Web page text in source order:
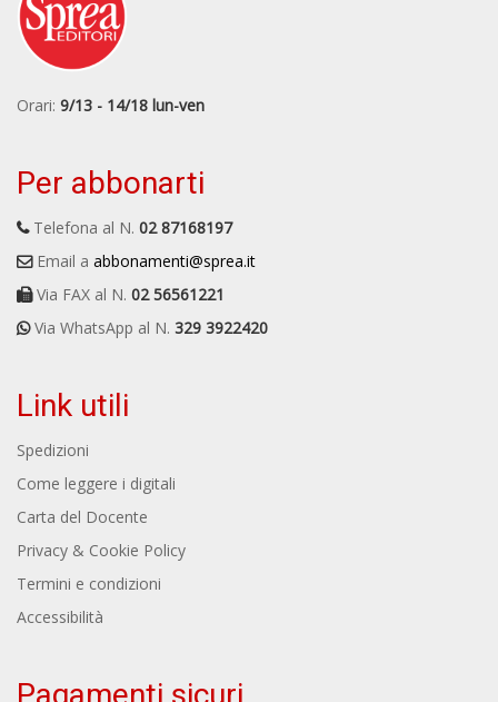
Orari: 9/13 - 14/18 lun-ven
Per abbonarti
Telefona al N. 02 87168197
Email a abbonamenti@sprea.it
Via FAX al N. 02 56561221
Via WhatsApp al N. 329 3922420
Link utili
Spedizioni
Come leggere i digitali
Carta del Docente
Privacy & Cookie Policy
Termini e condizioni
Accessibilità